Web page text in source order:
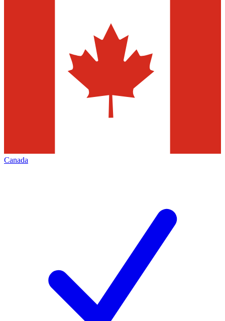
Canada